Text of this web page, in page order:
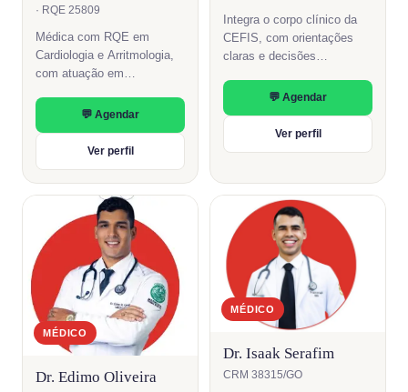
· RQE 25809
Médica com RQE em
Cardiologia e Arritmologia,
com atuação em
estimulação cardíaca.
Títulos pela SBC e pela
Sociedade Brasileira de
Arritmias Cardíacas.
💬 Agendar
Ver perfil
Integra o corpo clínico da
CEFIS, com orientações
claras e decisões
consulta.💬 Agendar
Ver perfil
MÉDICO
Dr. Edimo Oliveira
MÉDICO
Dr. Isaak Serafim
CRM 38315/GO